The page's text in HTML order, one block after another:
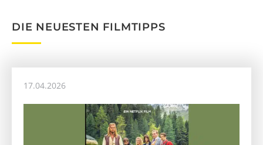
DIE NEUESTEN FILMTIPPS
17.04.2026